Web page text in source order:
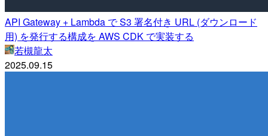
API Gateway + Lambda で S3 署名付き URL (ダウンロード
用) を発行する構成を AWS CDK で実装する
若槻龍太
2025.09.15